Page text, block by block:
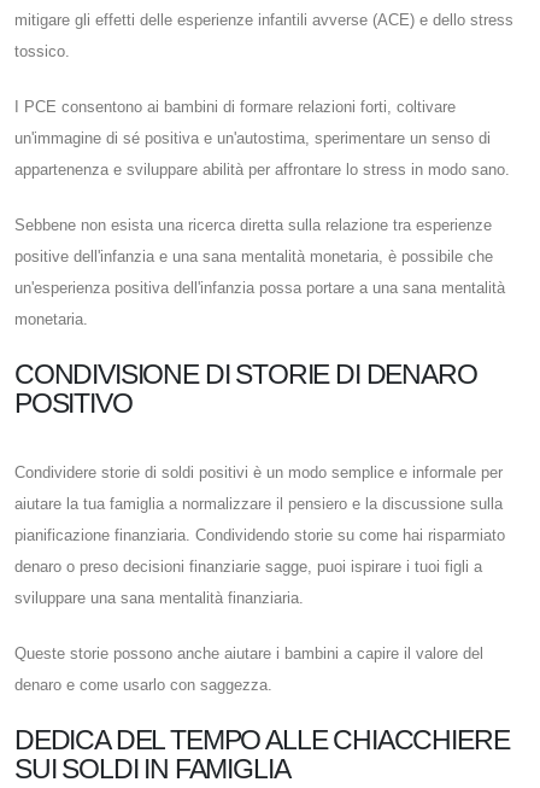
mitigare gli effetti delle esperienze infantili avverse (ACE) e dello stress
tossico.
I PCE consentono ai bambini di formare relazioni forti, coltivare
un'immagine di sé positiva e un'autostima, sperimentare un senso di
appartenenza e sviluppare abilità per affrontare lo stress in modo sano.
Sebbene non esista una ricerca diretta sulla relazione tra esperienze
positive dell'infanzia e una sana mentalità monetaria, è possibile che
un'esperienza positiva dell'infanzia possa portare a una sana mentalità
monetaria.
CONDIVISIONE DI STORIE DI DENARO
POSITIVO
Condividere storie di soldi positivi è un modo semplice e informale per
aiutare la tua famiglia a normalizzare il pensiero e la discussione sulla
pianificazione finanziaria. Condividendo storie su come hai risparmiato
denaro o preso decisioni finanziarie sagge, puoi ispirare i tuoi figli a
sviluppare una sana mentalità finanziaria.
Queste storie possono anche aiutare i bambini a capire il valore del
denaro e come usarlo con saggezza.
DEDICA DEL TEMPO ALLE CHIACCHIERE
SUI SOLDI IN FAMIGLIA